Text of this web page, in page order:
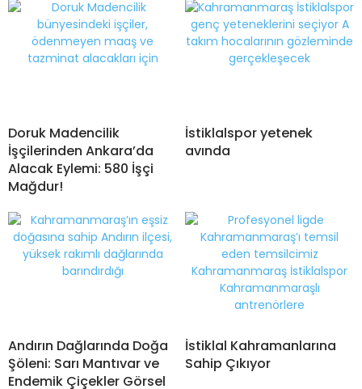
Doruk Madencilik
İşçilerinden Ankara’da
Alacak Eylemi: 580 İşçi
Mağdur!
İstiklalspor yetenek
avında
Andırın Dağlarında Doğa
Şöleni: Sarı Mantıvar ve
Endemik Çiçekler Görsel
İstiklal Kahramanlarına
Sahip Çıkıyor